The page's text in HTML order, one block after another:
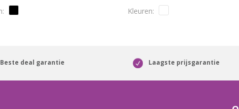
Beste deal garantie Laagste prijsgarantie